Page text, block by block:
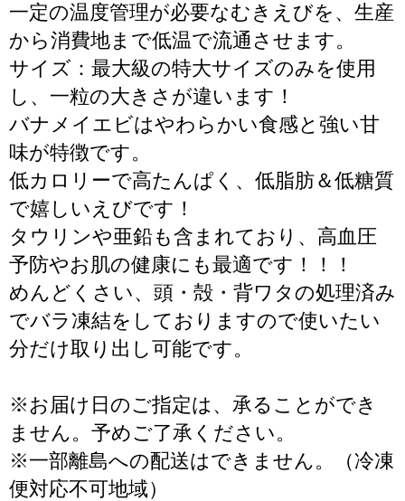
一定の温度管理が必要なむきえびを、生産
から消費地まで低温で流通させます。
サイズ：最大級の特大サイズのみを使用
し、一粒の大きさが違います！
バナメイエビはやわらかい食感と強い甘
味が特徴です。
低カロリーで高たんぱく、低脂肪＆低糖質
で嬉しいえびです！
タウリンや亜鉛も含まれており、高血圧
予防やお肌の健康にも最適です！！！
めんどくさい、頭・殻・背ワタの処理済み
でバラ凍結をしておりますので使いたい
分だけ取り出し可能です。
※お届け日のご指定は、承ることができ
ません。予めご了承ください。
※一部離島への配送はできません。（冷凍
便対応不可地域）